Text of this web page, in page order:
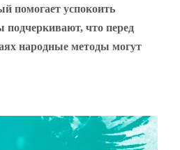
помогает успокоить
что перед
народные методы могут